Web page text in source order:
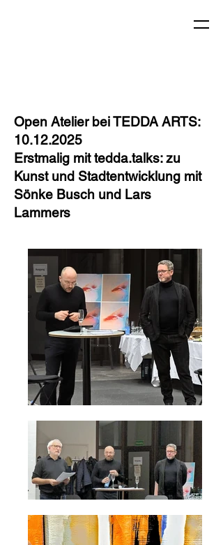
Open Atelier bei TEDDA ARTS:
10.12.2025
Erstmalig mit tedda.talks: zu
Kunst und Stadtentwicklung mit
Sönke Busch und Lars
Lammers